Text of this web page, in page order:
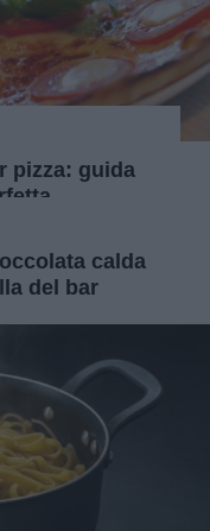
pizza: guida
calda
del bar